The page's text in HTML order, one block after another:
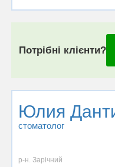
Потрібні клієнти?
Юлия
стоматолог
р-н. Зарічний